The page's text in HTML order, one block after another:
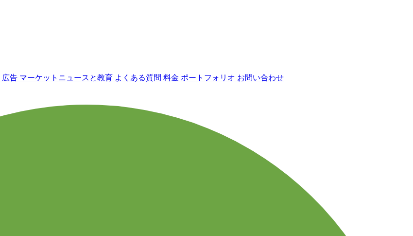
広告 マーケットニュースと教育 よくある質問 料金 ポートフォリオ お問い合わせ